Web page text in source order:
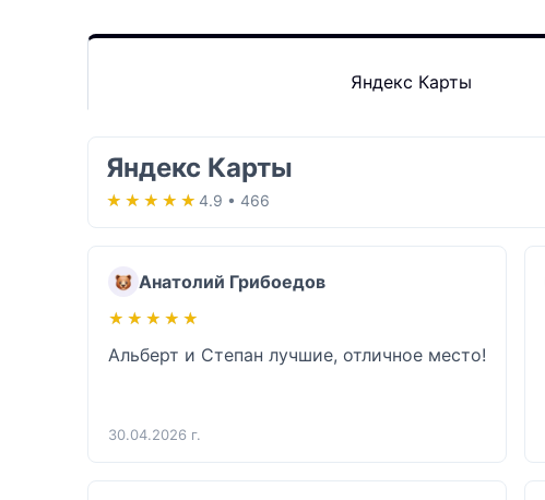
Яндекс Карты
Яндекс Карты
★★★★★
★★★★★ 4.9 • 466
Анатолий Грибоедов
★★★★★
★★★★★
Альберт и Степан лучшие, отличное место!
30.04.2026 г.